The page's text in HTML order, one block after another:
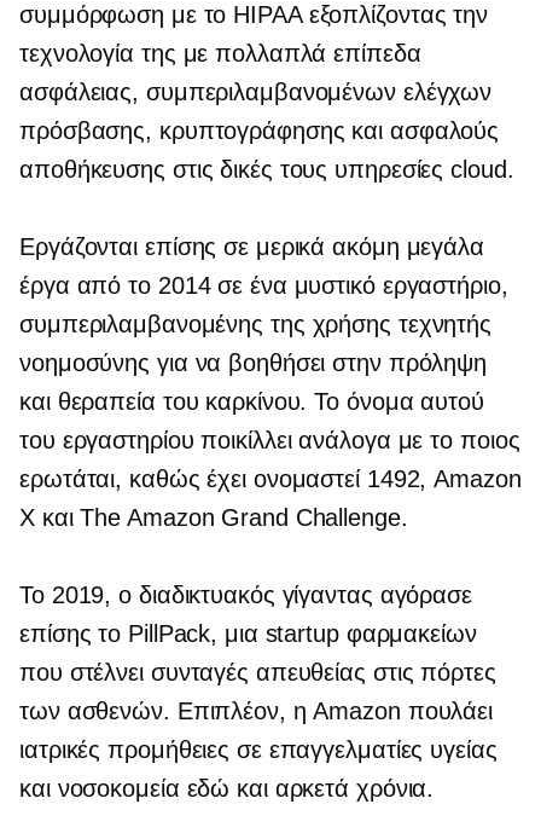
συμμόρφωση με το HIPAA εξοπλίζοντας την
τεχνολογία της με πολλαπλά επίπεδα
ασφάλειας, συμπεριλαμβανομένων ελέγχων
πρόσβασης, κρυπτογράφησης και ασφαλούς
αποθήκευσης στις δικές τους υπηρεσίες cloud.
Εργάζονται επίσης σε μερικά ακόμη μεγάλα
έργα από το 2014 σε ένα μυστικό εργαστήριο,
συμπεριλαμβανομένης της χρήσης τεχνητής
νοημοσύνης για να βοηθήσει στην πρόληψη
και θεραπεία του καρκίνου. Το όνομα αυτού
του εργαστηρίου ποικίλλει ανάλογα με το ποιος
ερωτάται, καθώς έχει ονομαστεί 1492, Amazon
X και The Amazon Grand Challenge.
Το 2019, ο διαδικτυακός γίγαντας αγόρασε
επίσης το PillPack, μια startup φαρμακείων
που στέλνει συνταγές απευθείας στις πόρτες
των ασθενών. Επιπλέον, η Amazon πουλάει
ιατρικές προμήθειες σε επαγγελματίες υγείας
και νοσοκομεία εδώ και αρκετά χρόνια.